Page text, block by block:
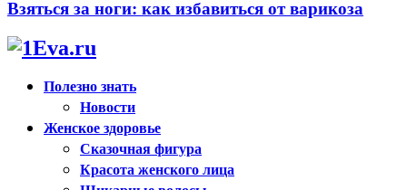
Взяться за ноги: как избавиться от варикоза
Полезно знать
Новости
Женское здоровье
Сказочная фигура
Красота женского лица